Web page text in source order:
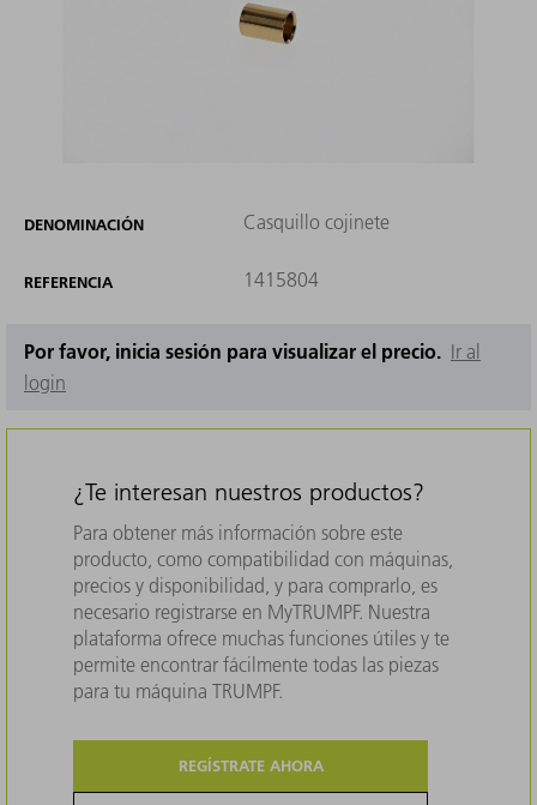
DENOMINACIÓN Casquillo cojinete
REFERENCIA 1415804
Por favor, inicia sesión para visualizar el precio. Ir al
login
¿Te interesan nuestros productos?
Para obtener más información sobre este
producto, como compatibilidad con máquinas,
precios y disponibilidad, y para comprarlo, es
necesario registrarse en MyTRUMPF. Nuestra
plataforma ofrece muchas funciones útiles y te
permite encontrar fácilmente todas las piezas
para tu máquina TRUMPF.
REGÍSTRATE AHORA